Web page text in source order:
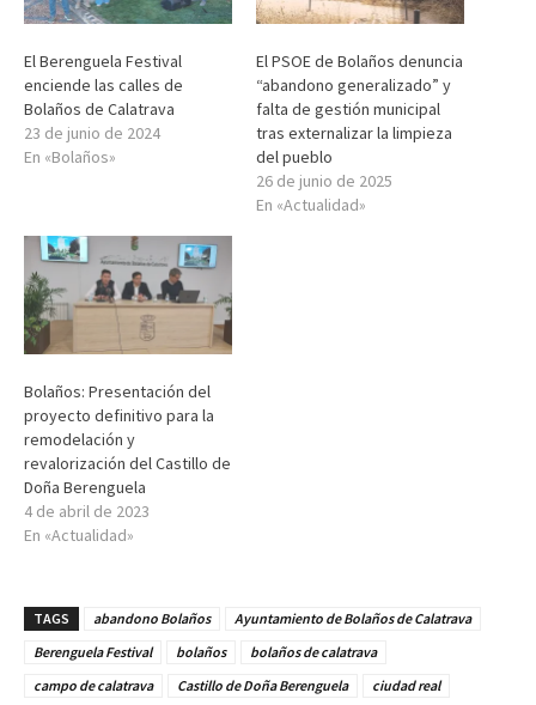
El Berenguela Festival
enciende las calles de
Bolaños de Calatrava
23 de junio de 2024
En «Bolaños»
El PSOE de Bolaños denuncia
“abandono generalizado” y
falta de gestión municipal
tras externalizar la limpieza
del pueblo
26 de junio de 2025
En «Actualidad»
Bolaños: Presentación del
proyecto definitivo para la
remodelación y
revalorización del Castillo de
Doña Berenguela
4 de abril de 2023
En «Actualidad»
TAGS abandono Bolaños
Ayuntamiento de Bolaños de Calatrava
Berenguela Festival
bolaños
bolaños de calatrava
campo de calatrava
Castillo de Doña Berenguela
ciudad real